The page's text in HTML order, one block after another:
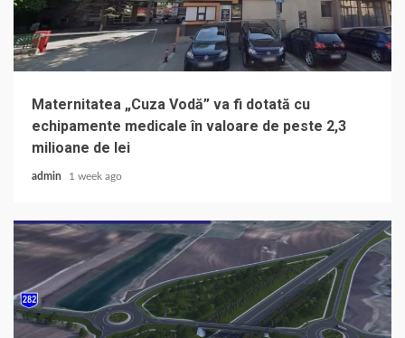
Maternitatea „Cuza Vodă” va fi dotată cu
echipamente medicale în valoare de peste 2,3
milioane de lei
admin 1 week ago